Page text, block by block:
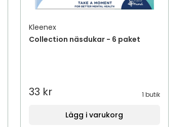
Kleenex
Collection näsdukar - 6 paket
33 kr 1 butik
Lägg i varukorg